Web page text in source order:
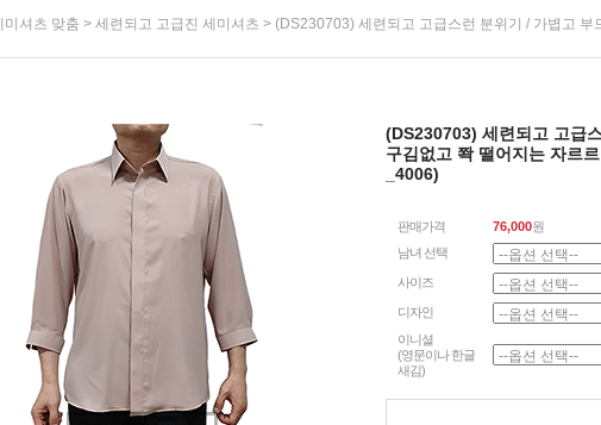
미셔츠 맞춤 > 세련되고 고급진 세미셔츠 > (DS230703) 세련되고 고급스런 분위기 / 가볍고 부
(DS230703) 세련되고 고급
구김없고 쫙 떨어지는 자르
_4006)
판매가격 76,000원
남녀 선택
사이즈
디자인
이니셜
(영문이나 한글
새김)